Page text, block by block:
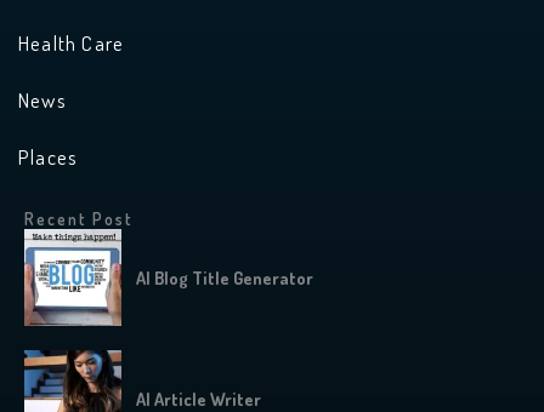
Health Care
News
Places
Recent Post
AI Blog Title Generator
AI Article Writer